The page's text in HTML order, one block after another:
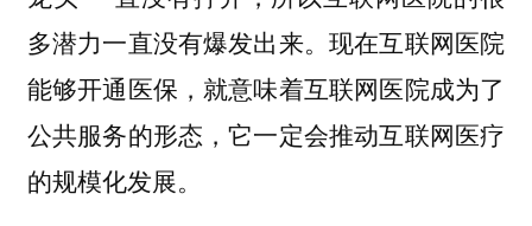
多潜力一直没有爆发出来。现在互联网医院
能够开通医保，就意味着互联网医院成为了
公共服务的形态，它一定会推动互联网医疗
的规模化发展。